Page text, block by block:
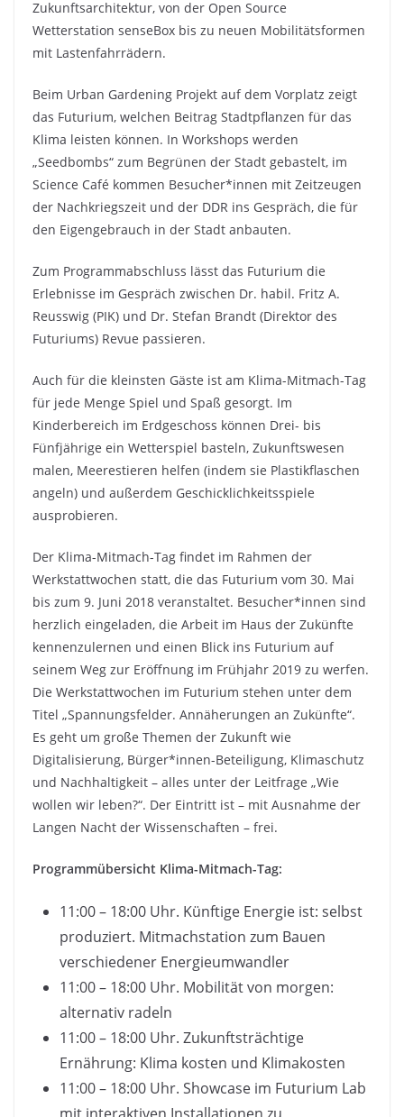
Zukunftsarchitektur, von der Open Source
Wetterstation senseBox bis zu neuen Mobilitätsformen
mit Lastenfahrrädern.
Beim Urban Gardening Projekt auf dem Vorplatz zeigt
das Futurium, welchen Beitrag Stadtpflanzen für das
Klima leisten können. In Workshops werden
„Seedbombs“ zum Begrünen der Stadt gebastelt, im
Science Café kommen Besucher*innen mit Zeitzeugen
der Nachkriegszeit und der DDR ins Gespräch, die für
den Eigengebrauch in der Stadt anbauten.
Zum Programmabschluss lässt das Futurium die
Erlebnisse im Gespräch zwischen Dr. habil. Fritz A.
Reusswig (PIK) und Dr. Stefan Brandt (Direktor des
Futuriums) Revue passieren.
Auch für die kleinsten Gäste ist am Klima-Mitmach-Tag
für jede Menge Spiel und Spaß gesorgt. Im
Kinderbereich im Erdgeschoss können Drei- bis
Fünfjährige ein Wetterspiel basteln, Zukunftswesen
malen, Meerestieren helfen (indem sie Plastikflaschen
angeln) und außerdem Geschicklichkeitsspiele
ausprobieren.
Der Klima-Mitmach-Tag findet im Rahmen der
Werkstattwochen statt, die das Futurium vom 30. Mai
bis zum 9. Juni 2018 veranstaltet. Besucher*innen sind
herzlich eingeladen, die Arbeit im Haus der Zukünfte
kennenzulernen und einen Blick ins Futurium auf
seinem Weg zur Eröffnung im Frühjahr 2019 zu werfen.
Die Werkstattwochen im Futurium stehen unter dem
Titel „Spannungsfelder. Annäherungen an Zukünfte“.
Es geht um große Themen der Zukunft wie
Digitalisierung, Bürger*innen-Beteiligung, Klimaschutz
und Nachhaltigkeit – alles unter der Leitfrage „Wie
wollen wir leben?“. Der Eintritt ist – mit Ausnahme der
Langen Nacht der Wissenschaften – frei.
Programmübersicht Klima-Mitmach-Tag:
11:00 – 18:00 Uhr. Künftige Energie ist: selbst
produziert. Mitmachstation zum Bauen
verschiedener Energieumwandler
11:00 – 18:00 Uhr. Mobilität von morgen:
alternativ radeln
11:00 – 18:00 Uhr. Zukunftsträchtige
Ernährung: Klima kosten und Klimakosten
11:00 – 18:00 Uhr. Showcase im Futurium Lab